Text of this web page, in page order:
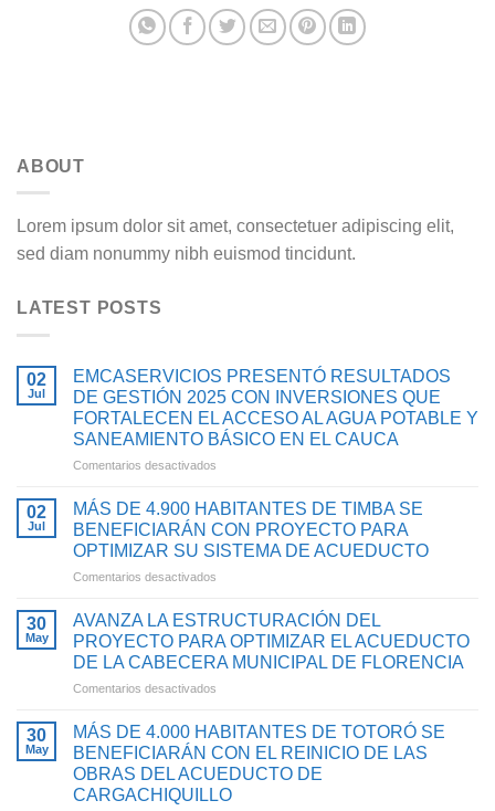
ABOUT
Lorem ipsum dolor sit amet, consectetuer adipiscing elit,
sed diam nonummy nibh euismod tincidunt.
LATEST POSTS
02
Jul
EMCASERVICIOS PRESENTÓ RESULTADOS
DE GESTIÓN 2025 CON INVERSIONES QUE
FORTALECEN EL ACCESO AL AGUA POTABLE Y
SANEAMIENTO BÁSICO EN EL CAUCA
Comentarios desactivados
PRESENTÓ
RESULTADOS
DE
GESTIÓN
INVERSIONES
QUE
FORTALECEN
EL
AGUA
POTABLE
Y
SANEAMIENTO
BÁSICO
02
Jul
MÁS DE 4.900 HABITANTES DE TIMBA SE
BENEFICIARÁN CON PROYECTO PARA
OPTIMIZAR SU SISTEMA DE ACUEDUCTO
Comentarios desactivados
DE
4.900
HABITANTES
DE
BENEFICIARÁN
CON
PROYECTO
PARA
OPTIMIZAR
30
May
AVANZA LA ESTRUCTURACIÓN DEL
PROYECTO PARA OPTIMIZAR EL ACUEDUCTO
DE LA CABECERA MUNICIPAL DE FLORENCIA
Comentarios desactivados
LA
ESTRUCTURACIÓN
DEL
PROYECTO
PARA
30
May
MÁS DE 4.000 HABITANTES DE TOTORÓ SE
BENEFICIARÁN CON EL REINICIO DE LAS
OBRAS DEL ACUEDUCTO DE
CARGACHIQUILLO